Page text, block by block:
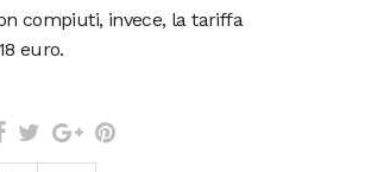
compiuti, invece, la tariffa
euro.